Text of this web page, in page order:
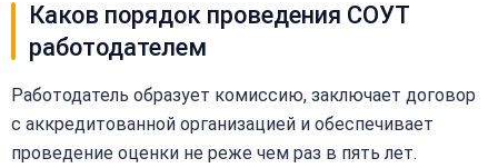
Каков порядок проведения СОУТ
работодателем
Работодатель образует комиссию, заключает договор
с аккредитованной организацией и обеспечивает
проведение оценки не реже чем раз в пять лет.
Согласен на
Телефон:
Добавить
комментарий